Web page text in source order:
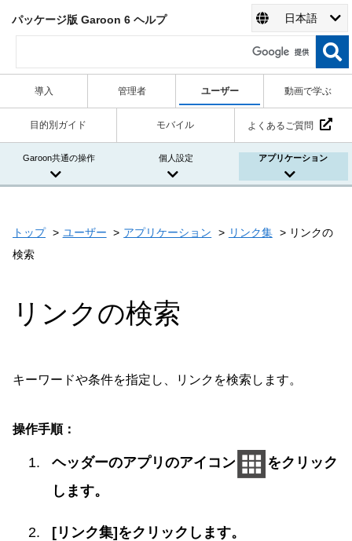
パッケージ版 Garoon 6 ヘルプ 日本語
導入 管理者 ユーザー 動画で学ぶ
目的別ガイド モバイル よくあるご質問
Garoon共通の操作 個人設定 アプリケーション
トップ ユーザー アプリケーション リンク集
リンクの
検索
リンクの検索
キーワードや条件を指定し、リンクを検索します。
操作手順：
ヘッダーのアプリのアイコン
をクリック
します。
[リンク集]をクリックします。